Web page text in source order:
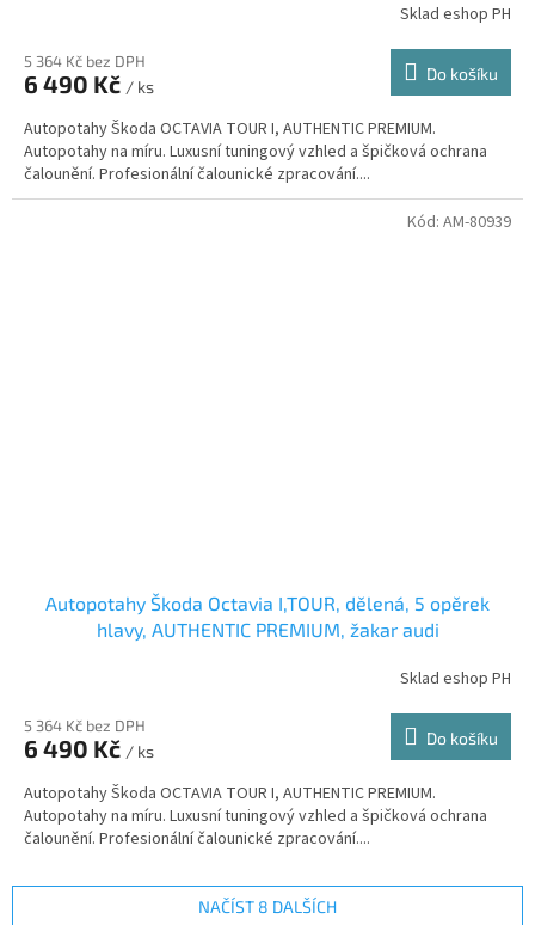
Sklad eshop PH
5 364 Kč bez DPH
6 490 Kč / ks
Do košíku
Autopotahy Škoda OCTAVIA TOUR I, AUTHENTIC PREMIUM.
Autopotahy na míru. Luxusní tuningový vzhled a špičková ochrana
čalounění. Profesionální čalounické zpracování....
Autopotahy Škoda Octavia I,TOUR, dělená, 5 opěrek
hlavy, AUTHENTIC PREMIUM, žakar audi
Sklad eshop PH
5 364 Kč bez DPH
6 490 Kč / ks
Do košíku
Autopotahy Škoda OCTAVIA TOUR I, AUTHENTIC PREMIUM.
Autopotahy na míru. Luxusní tuningový vzhled a špičková ochrana
čalounění. Profesionální čalounické zpracování....
Kód: AM-80939
NAČÍST 8 DALŠÍCH